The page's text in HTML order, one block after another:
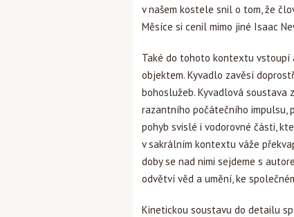
v našem kostele snil o tom, že
Měsíce si cenil mimo jiné Isaac
Také do tohoto kontextu vstoupí
objektem. Kyvadlo zavěsí
bohoslužeb. Kyvadlová
razantního počátečního impulsu,
pohyb svislé i vodorovné části,
v sakrálním kontextu váže
doby se nad nimi sejdeme s
odvětví věd a umění, ke
Kinetickou soustavu do detailu